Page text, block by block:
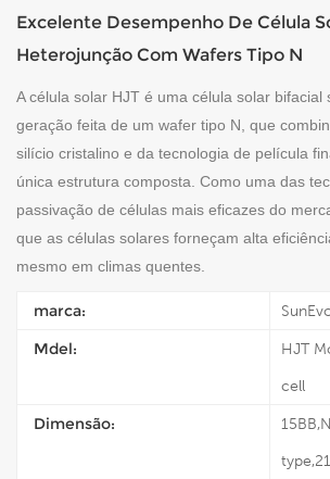
Excelente Desempenho De Célula
Heterojunção Com Wafers Tipo N
A célula solar HJT é uma célula solar bifacial
geração feita de um wafer tipo N, que
silício cristalino e da tecnologia de película
única estrutura composta. Como uma das
passivação de células mais eficazes do
que as células solares forneçam alta
mesmo em climas quentes.
marca:
Mdel: HJT
cell
Dimensão: